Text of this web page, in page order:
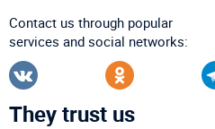
Contact us through popular
services and social networks:
They trust us